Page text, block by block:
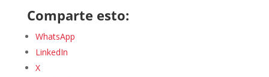
Comparte esto:
WhatsApp
LinkedIn
X